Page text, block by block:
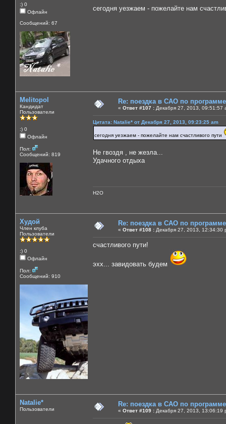
:) 0
Офлайн
Сообщений: 67
сегодня уезжаем - пожелайте нам
Melitopol
Кандидат
Пользователи
:) 0
Офлайн
Пол:
Сообщений: 819
Re: поездка в САО по
« Ответ #107 : Декабря 27, 2013, 09:51:57
Цитата: Natalie* от Декабря 27, 2013, 09:23:25 am
сегодня уезжаем - пожелайте нам счастливого пути
Не гвоздя , не жезла...
Удачного отдыха
H2O
Худой
Член клуба
Пользователи
:) 0
Офлайн
Пол:
Сообщений: 910
Re: поездка в САО по
« Ответ #108 : Декабря 27, 2013, 12:34:30
счастливого пути!
эхх... завидовать будем
Natalie*
Пользователи
Re: поездка в САО по
« Ответ #109 : Декабря 27, 2013, 13:06:19